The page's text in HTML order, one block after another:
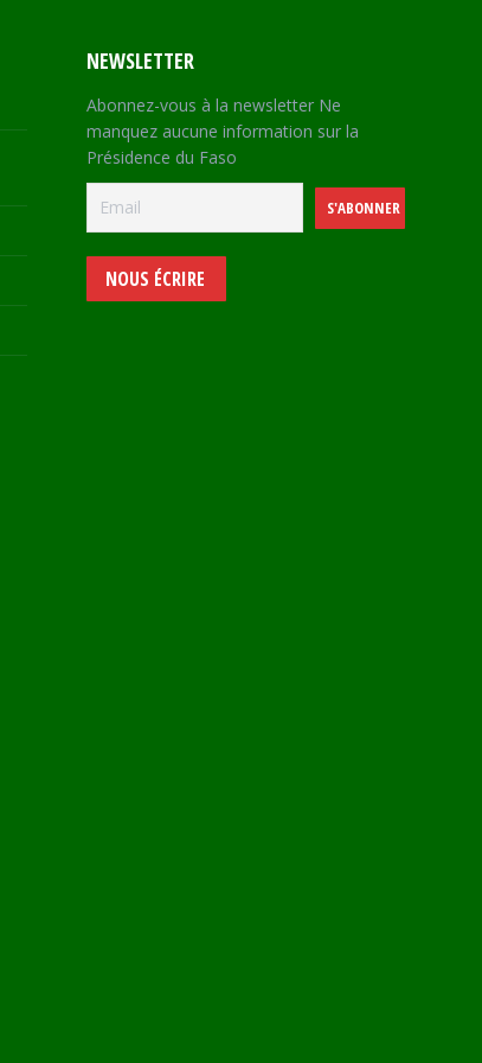
NEWSLETTER
Abonnez-vous à la newsletter Ne
manquez aucune information sur la
Présidence du Faso
NOUS ÉCRIRE